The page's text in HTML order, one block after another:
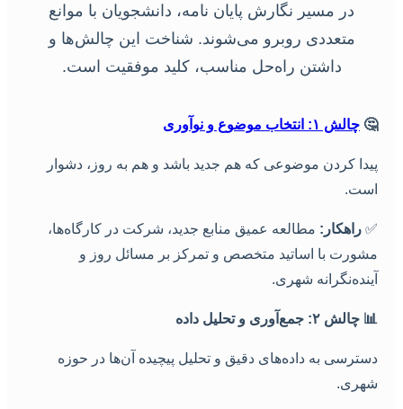
در مسیر نگارش پایان نامه، دانشجویان با موانع
متعددی روبرو می‌شوند. شناخت این چالش‌ها و
داشتن راه‌حل مناسب، کلید موفقیت است.
چالش ۱: انتخاب موضوع و نوآوری
پیدا کردن موضوعی که هم جدید باشد و هم به روز، دشوار
است.
راهکار:مطالعه عمیق منابع جدید، شرکت در کارگاه‌ها،
مشورت با اساتید متخصص و تمرکز بر مسائل روز و
آینده‌نگرانه شهری.
چالش ۲: جمع‌آوری و تحلیل داده
دسترسی به داده‌های دقیق و تحلیل پیچیده آن‌ها در حوزه
شهری.